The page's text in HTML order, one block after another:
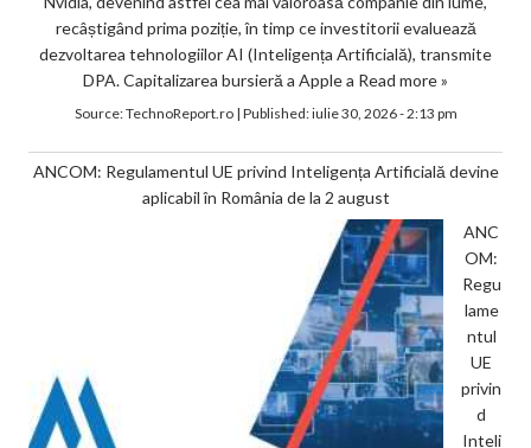
recâștigând prima poziție, în timp ce investitorii evaluează
dezvoltarea tehnologiilor AI (Inteligența Artificială), transmite
DPA. Capitalizarea bursieră a Apple a Read more »
Source:TechnoReport.ro| Published:iulie 30, 2026 - 2:13 pm
ANCOM: Regulamentul UE privind Inteligența Artificială devine
aplicabil în România de la 2 august
ANC
OM:
Regu
lame
ntul
UE
privin
d
Inteli